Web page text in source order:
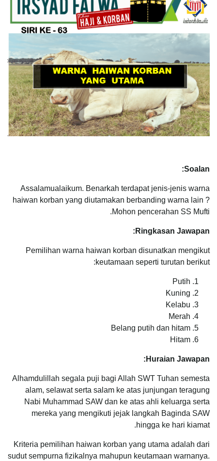
Soalan:
Assalamualaikum. Benarkah terdapat jenis-jenis warna
haiwan korban yang diutamakan berbanding warna lain ?
Mohon pencerahan SS Mufti.
Ringkasan Jawapan:
Pemilihan warna haiwan korban disunatkan mengikut
keutamaan seperti turutan berikut:
Putih
Kuning
Kelabu
Merah
Belang putih dan hitam
Hitam
Huraian Jawapan:
Alhamdulillah segala puji bagi Allah SWT Tuhan semesta
alam, selawat serta salam ke atas junjungan teragung
Nabi Muhammad SAW dan ke atas ahli keluarga serta
mereka yang mengikuti jejak langkah Baginda SAW
hingga ke hari kiamat.
Kriteria pemilihan haiwan korban yang utama adalah dari
sudut sempurna fizikalnya mahupun keutamaan warnanya.